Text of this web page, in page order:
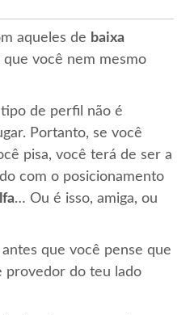
aqueles de baixa
você nem mesmo
de perfil não é
Portanto, se você
pisa, você terá de ser a
com o posicionamento
… Ou é isso, amiga, ou
antes que você pense que
provedor do teu lado